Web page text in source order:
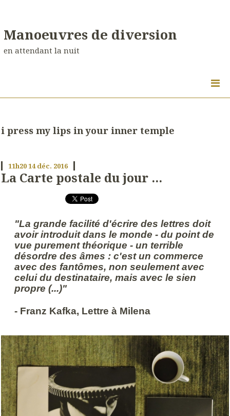
Manoeuvres de diversion
en attendant la nuit
i press my lips in your inner temple
11h2014 déc. 2016
La Carte postale du jour ...
"La grande facilité d'écrire des lettres doit
avoir introduit dans le monde - du point de
vue purement théorique - un terrible
désordre des âmes : c'est un commerce
avec des fantômes, non seulement avec
celui du destinataire, mais avec le sien
propre (...)"
- Franz Kafka, Lettre à Milena